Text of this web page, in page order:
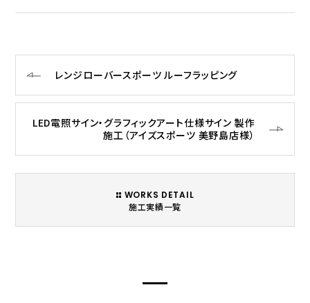
レンジローバースポーツ ルーフラッピング
LED電照サイン・グラフィックアート仕様サイン 製作
施工（アイズスポーツ 美野島店様）
WORKS DETAIL
施工実績一覧